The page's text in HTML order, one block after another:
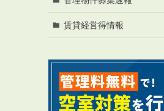
賃貸経営得情報